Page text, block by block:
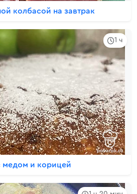
колбасой на завтрак
1 ч
медом и корицей